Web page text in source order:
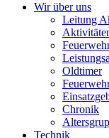
Wir über uns
Leitung
Oldtimer
Chronik
Technik